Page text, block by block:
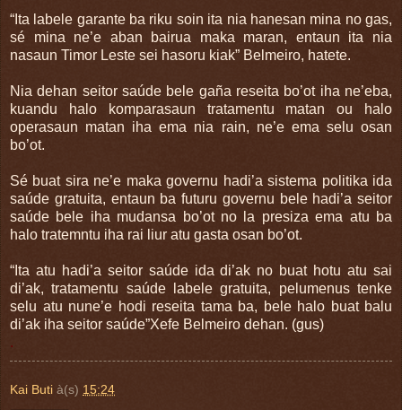
“Ita labele garante ba riku soin ita nia hanesan mina no gas,
sé mina ne’e aban bairua maka maran, entaun ita nia
nasaun Timor Leste sei hasoru kiak” Belmeiro, hatete.
Nia dehan seitor saúde bele gaña reseita bo’ot iha ne’eba,
kuandu halo komparasaun tratamentu matan ou halo
operasaun matan iha ema nia rain, ne’e ema selu osan
bo’ot.
Sé buat sira ne’e maka governu hadi’a sistema politika ida
saúde gratuita, entaun ba futuru governu bele hadi’a seitor
saúde bele iha mudansa bo’ot no la presiza ema atu ba
halo tratemntu iha rai liur atu gasta osan bo’ot.
“Ita atu hadi’a seitor saúde ida di’ak no buat hotu atu sai
di’ak, tratamentu saúde labele gratuita, pelumenus tenke
selu atu nune’e hodi reseita tama ba, bele halo buat balu
di’ak iha seitor saúde”Xefe Belmeiro dehan. (gus)
.
Kai Buti à(s) 15:24